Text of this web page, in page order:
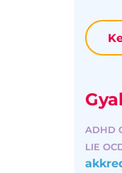
ADHD
LIE